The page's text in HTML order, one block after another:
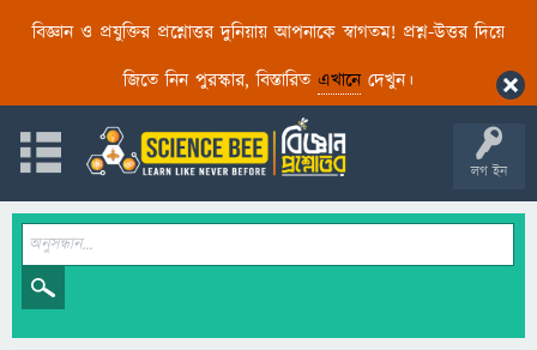
বিজ্ঞান ও প্রযুক্তির প্রশ্নোত্তর দুনিয়ায় আপনাকে স্বাগতম! প্রশ্ন-উত্তর দিয়ে
জিতে নিন পুরস্কার, বিস্তারিত এখানেদেখুন।
লগ ইন